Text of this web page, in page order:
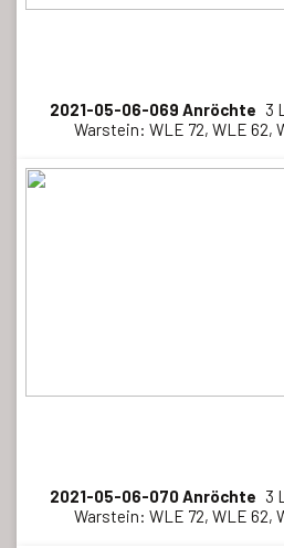
2021-05-06-069 Anröchte 3
Warstein: WLE 72, WLE 62,
2021-05-06-070 Anröchte 3
Warstein: WLE 72, WLE 62,